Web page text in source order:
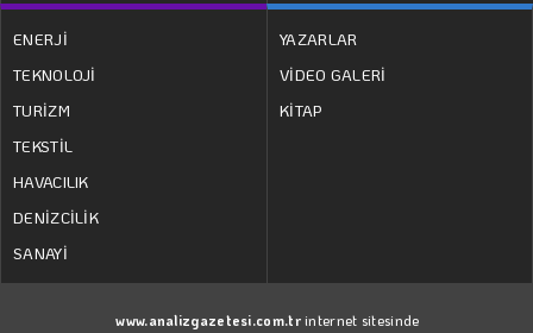
ENERJİ
TEKNOLOJİ
TURİZM
TEKSTİL
HAVACILIK
DENİZCİLİK
SANAYİ
YAZARLAR
VİDEO GALERİ
KİTAP
www.analizgazetesi.com.trinternet sitesinde